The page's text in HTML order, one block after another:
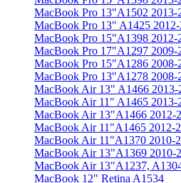
MacBook Pro 13"A1502 2013-
MacBook Pro 13" A1425
MacBook Pro 15"A1398 2012-
MacBook Pro 17"A1297 2009-
MacBook Pro 15"A1286 2008-
MacBook Pro 13"A1278 2008-
MacBook Air 13" A1466 2013-
MacBook Air 11" A1465 2013-
MacBook Air 13"A1466 2012-
MacBook Air 11"A1465 2012-
MacBook Air 11"A1370 2010-
MacBook Air 13"A1369 2010-
MacBook Air 13"A1237,
MacBook 12" Retina A1534